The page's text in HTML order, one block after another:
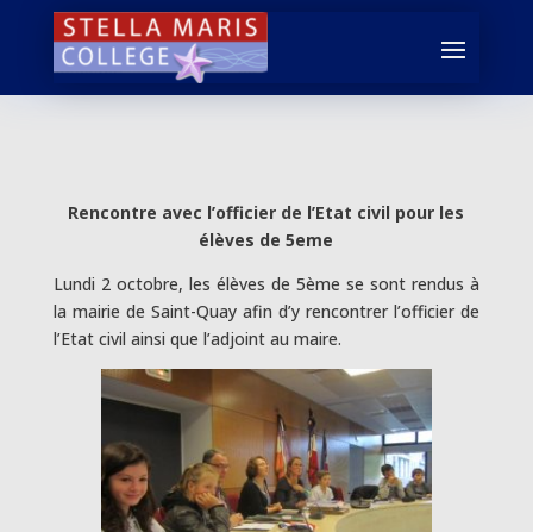
Rencontre avec l’officier de l’Etat civil pour les
élèves de 5eme
Lundi 2 octobre, les élèves de 5ème se sont rendus à
la mairie de Saint-Quay afin d’y rencontrer l’officier de
l’Etat civil ainsi que l’adjoint au maire.